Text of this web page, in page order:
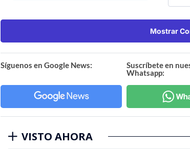
Mostrar
Síguenos en Google News:
Suscríbete en
Whatsapp:
VISTO AHORA